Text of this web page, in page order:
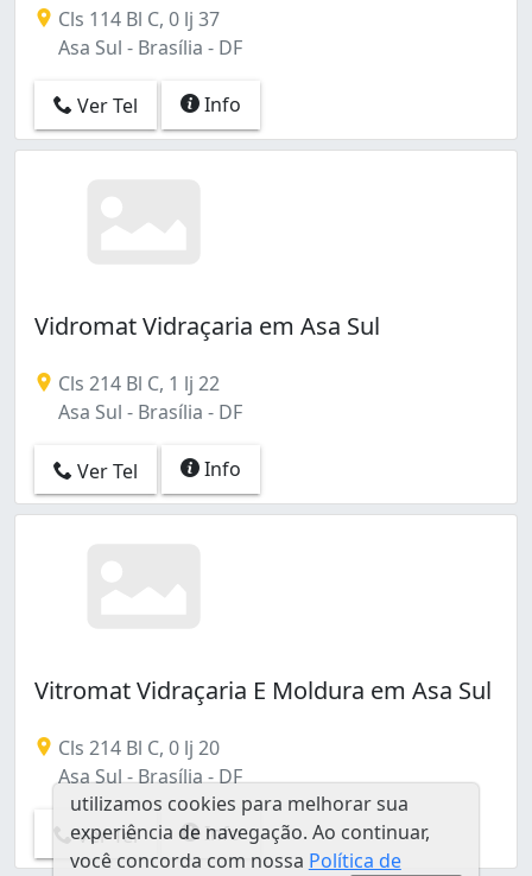
Cls 114 Bl C, 0 lj 37
Asa Sul - Brasília - DF
Ver Tel Info
Vidromat Vidraçaria em Asa Sul
Cls 214 Bl C, 1 lj 22
Asa Sul - Brasília - DF
Ver Tel Info
Vitromat Vidraçaria E Moldura em Asa Sul
Cls 214 Bl C, 0 lj 20
Asa Sul - Brasília - DF
Ver Tel Info
utilizamos cookies para melhorar sua
experiência de navegação. Ao continuar,
você concorda com nossa Política de